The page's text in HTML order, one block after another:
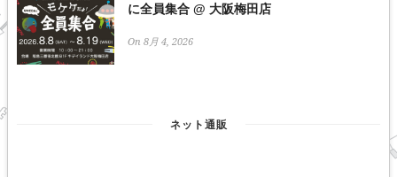
に全員集合 @ 大阪梅田店
On 8月 4, 2026
ネット通販